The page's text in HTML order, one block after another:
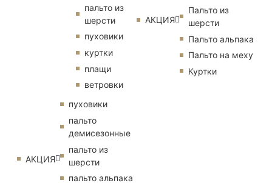
пальто из
шерсти
пуховики
куртки
плащи
ветровки
АКЦИЯ
пуховики
пальто
демисезонные
пальто из
шерсти
пальто альпака
АКЦИЯ
Пальто из
шерсти
Пальто альпака
Пальто на меху
Куртки